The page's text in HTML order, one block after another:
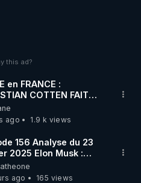
this ad?
en FRANCE :
COTTEN FAIT
découverte
ago
1.9 k views
Analyse du 23
Elon Musk :
, on a un problème !
ago
165 views